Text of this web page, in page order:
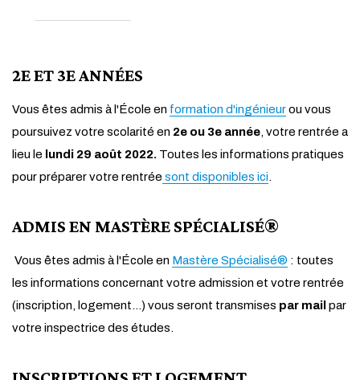
2E ET 3E ANNÉES
Vous êtes admis à l'École en formation d'ingénieurou vous
poursuivez votre scolarité en 2e ou 3e année, votre rentrée a
lieu le lundi 29 août 2022. Toutes les informations pratiques
pour préparer votre rentrée sont disponibles ici.
ADMIS EN MASTÈRE SPÉCIALISÉ®
Vous êtes admis à l'École en Mastère Spécialisé® : toutes
les informations concernant votre admission et votre rentrée
(inscription, logement...) vous seront transmises par mail par
votre inspectrice des études.